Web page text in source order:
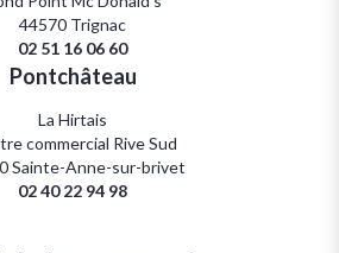
44570 Trignac
02 51 16 06 60
Pontchâteau
La Hirtais
commercial Rive Sud
Sainte-Anne-sur-brivet
02 40 22 94 98